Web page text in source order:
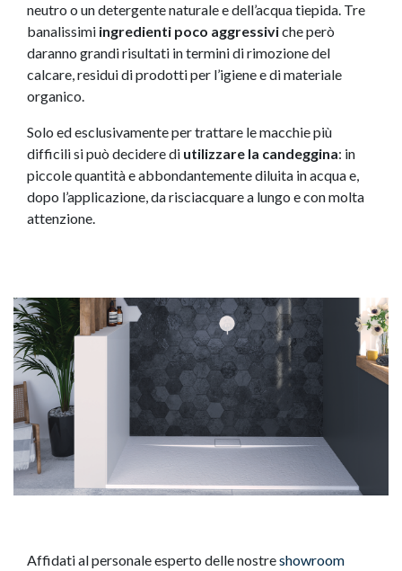
neutro o un detergente naturale e dell’acqua tiepida. Tre
banalissimi ingredienti poco aggressiviche però
daranno grandi risultati in termini di rimozione del
calcare, residui di prodotti per l’igiene e di materiale
organico.
Solo ed esclusivamente per trattare le macchie più
difficili si può decidere di utilizzare la candeggina: in
piccole quantità e abbondantemente diluita in acqua e,
dopo l’applicazione, da risciacquare a lungo e con molta
attenzione.
Affidati al personale esperto delle nostreshowroom